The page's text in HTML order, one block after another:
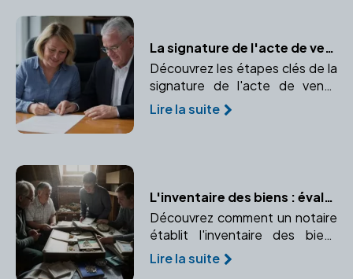
La signature de l'acte de vente définitif : Transfert de propriété en toute sécurité
Découvrez les étapes clés de la
signature de l'acte de vente
définitif et l'importance d'un
notaire dans ce processus.
Lire la suite
L'inventaire des biens : évaluer le patrimoine du défunt
Découvrez comment un notaire
établit l'inventaire des biens
pour une succession et
pourquoi un inventaire précis
Lire la suite